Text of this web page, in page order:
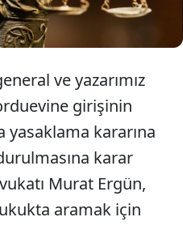
ve yazarımız
girişinin
yasaklama kararına
karar
Murat Ergün,
aramak için